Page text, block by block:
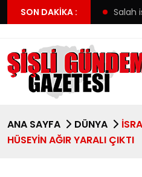
SON DAKIKA :
bin tavuk telef oldu Salah
ANA SAYFA DÜNYA
HÜSEYIN AĞIR YARALI ÇIKTI